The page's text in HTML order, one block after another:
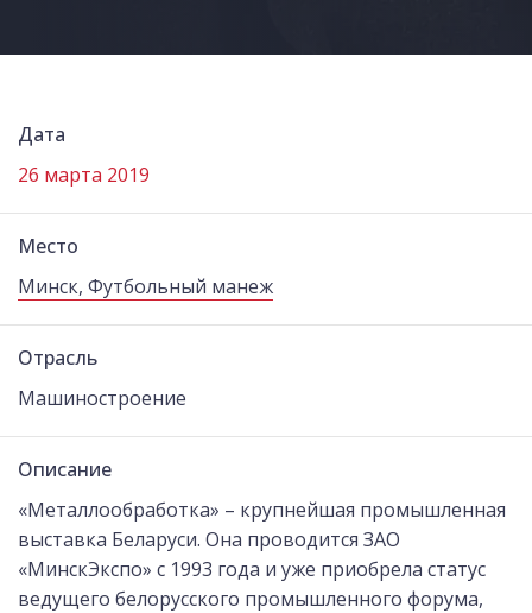
Дата
26 марта 2019
Место
Минск, Футбольный манеж
Отрасль
Машиностроение
Описание
«Металлообработка» – крупнейшая промышленная
выставка Беларуси. Она проводится ЗАО
«МинскЭкспо» с 1993 года и уже приобрела статус
ведущего белорусского промышленного форума,